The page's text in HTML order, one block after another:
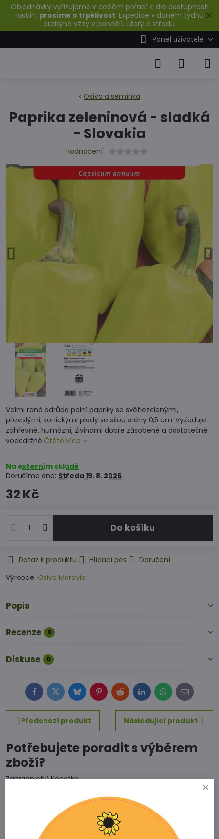
✕
Objednávky vyřizujeme v došlém pořadí a dle dostupnosti
rostlin, prosíme o trpělivost. Expedice v daném týdnu
probýhá vždy v pondělí, úterý a středu.
Panel uživatele
Osiva a semínka
Paprika zeleninová - sladká
- Slovakia
Hodnocení
Velmi raná odrůda polní papriky se světlezelenými,
převislými, konickými plody se sílou stěny 0,5 cm. Vyžaduje
záhřevné, humózní, živinami dobře zásobené a dostatečně
vododržné Čtěte více
Na externím skladě
Doručíme dne: Středa19. 8. 2026
32 Kč
Do košíku
Dotaz k produktu Hlídací pes
Doručení
Výrobce: Osiva Moravia
Popis
Recenze 0
Diskuse 0
FacebookTwitterBlueskyPinterestRedditLinkedInWhatsApp
E-
mail
Předchozí produkt
Následující produkt
Potřebujete poradit s výběrem
zboží?
Zahradnictví Kopetka
671 75 Loděnice u Moravského Krumlova
Telefon
+420 731 103 985